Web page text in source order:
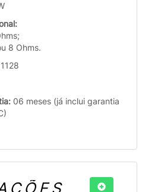
8 Ohms.
06 meses (já inclui garantia